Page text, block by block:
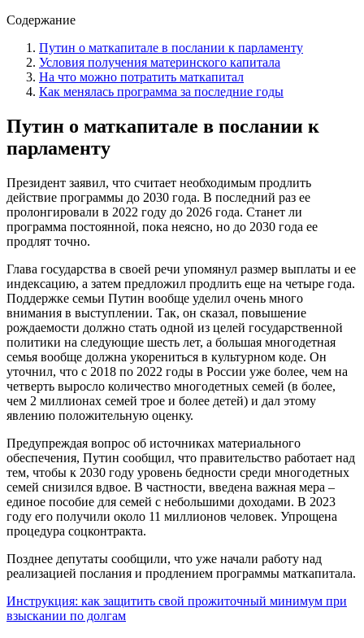
Содержание
Путин о маткапитале в послании к парламенту
Условия получения материнского капитала
На что можно потратить маткапитал
Как менялась программа за последние годы
Путин о маткапитале в послании к
парламенту
Президент заявил, что считает необходимым продлить
действие программы до 2030 года. В последний раз ее
пролонгировали в 2022 году до 2026 года. Станет ли
программа постоянной, пока неясно, но до 2030 года ее
продлят точно.
Глава государства в своей речи упомянул размер выплаты и ее
индексацию, а затем предложил продлить еще на четыре года.
Поддержке семьи Путин вообще уделил очень много
внимания в выступлении. Так, он сказал, повышение
рождаемости должно стать одной из целей государственной
политики на следующие шесть лет, а большая многодетная
семья вообще должна укорениться в культурном коде. Он
уточнил, что с 2018 по 2022 годы в России уже более, чем на
четверть выросло количество многодетных семей (в более,
чем 2 миллионах семей трое и более детей) и дал этому
явлению положительную оценку.
Предупреждая вопрос об источниках материального
обеспечения, Путин сообщил, что правительство работает над
тем, чтобы к 2030 году уровень бедности среди многодетных
семей снизился вдвое. В частности, введена важная мера –
единое пособие для семей с небольшими доходами. В 2023
году его получили около 11 миллионов человек. Упрощена
процедура соцконтракта.
Позднее депутаты сообщили, что уже начали работу над
реализацией послания и продлением программы маткапитала.
Инструкция: как защитить свой прожиточный минимум при
взыскании по долгам